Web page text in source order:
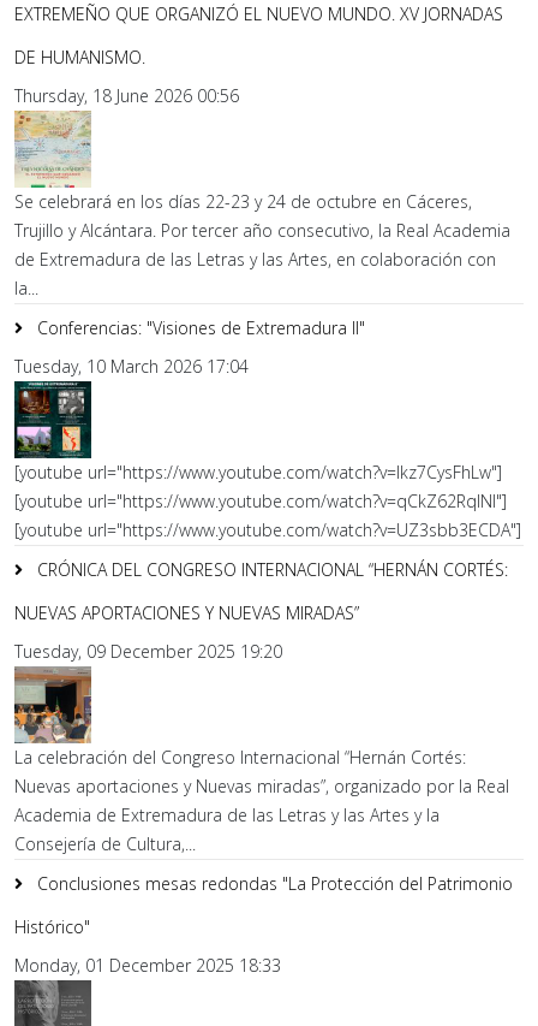
EXTREMEÑO QUE ORGANIZÓ EL NUEVO MUNDO. XV JORNADAS
DE HUMANISMO.
Thursday, 18 June 2026 00:56
Se celebrará en los días 22-23 y 24 de octubre en Cáceres,
Trujillo y Alcántara. Por tercer año consecutivo, la Real Academia
de Extremadura de las Letras y las Artes, en colaboración con
la...
Conferencias: "Visiones de Extremadura II"
Tuesday, 10 March 2026 17:04
[youtube url="https://www.youtube.com/watch?v=lkz7CysFhLw"]
[youtube url="https://www.youtube.com/watch?v=qCkZ62RqlNI"]
[youtube url="https://www.youtube.com/watch?v=UZ3sbb3ECDA"]
CRÓNICA DEL CONGRESO INTERNACIONAL “HERNÁN CORTÉS:
NUEVAS APORTACIONES Y NUEVAS MIRADAS”
Tuesday, 09 December 2025 19:20
La celebración del Congreso Internacional “Hernán Cortés:
Nuevas aportaciones y Nuevas miradas”, organizado por la Real
Academia de Extremadura de las Letras y las Artes y la
Consejería de Cultura,...
Conclusiones mesas redondas "La Protección del Patrimonio
Histórico"
Monday, 01 December 2025 18:33